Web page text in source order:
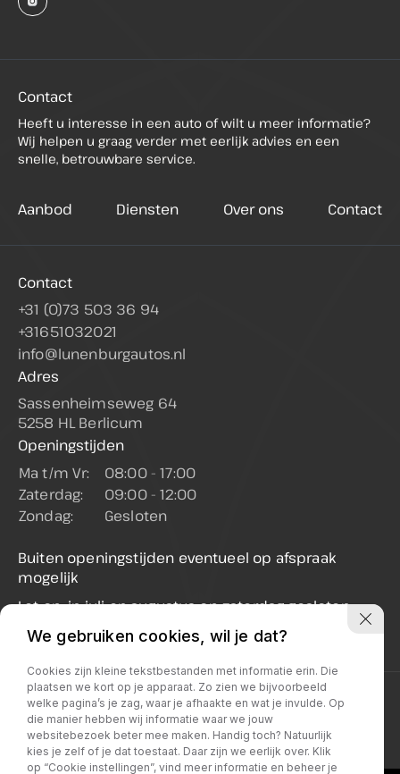
Contact
Heeft u interesse in een auto of wilt u meer informatie?
Wij helpen u graag verder met eerlijk advies en een
snelle, betrouwbare service.
Aanbod Diensten Over ons Contact
Contact
+31 (0)73 503 36 94
+31651032021
info@lunenburgautos.nl
Adres
Sassenheimseweg 64
5258 HL Berlicum
Openingstijden
Ma t/m Vr:
08:00 - 17:00
Zaterdag:
09:00 - 12:00
Zondag:
Gesloten
Buiten openingstijden eventueel op afspraak
mogelijk
Let op: in juli en augustus op zaterdag gesloten
(enkel op afspraak geopend)
Privacy policy
We gebruiken cookies, wil je dat?
Cookies zijn kleine tekstbestanden met informatie erin. Die
plaatsen we kort op je apparaat. Zo zien we bijvoorbeeld
welke pagina’s je zag, waar je afhaakte en wat je invulde. Op
die manier hebben wij informatie waar we jouw
websitebezoek beter mee maken. Handig toch? Natuurlijk
kies je zelf of je dat toestaat. Daar zijn we eerlijk over. Klik
op “Cookie instellingen”, vind meer informatie en beheer je